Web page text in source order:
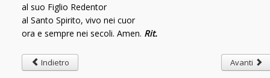
al suo Figlio Redentor
al Santo Spirito, vivo nei cuor
ora e sempre nei secoli. Amen. Rit.
Indietro Avanti